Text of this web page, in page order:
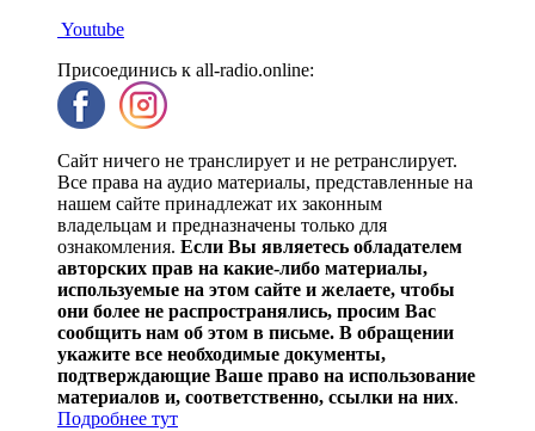
Youtube
Присоединись к all-radio.online:
Сайт ничего не транслирует и не ретранслирует.
Все права на аудио материалы, представленные на
нашем сайте принадлежат их законным
владельцам и предназначены только для
ознакомления. Если Вы являетесь обладателем
авторских прав на какие-либо материалы,
используемые на этом сайте и желаете, чтобы
они более не распространялись, просим Вас
сообщить нам об этом в письме. В обращении
укажите все необходимые документы,
подтверждающие Ваше право на использование
материалов и, соответственно, ссылки на них.
Подробнее тут